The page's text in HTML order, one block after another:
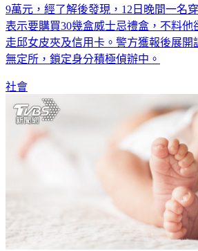
9萬元，經了解後發現，12日晚間一名
表示要購買30幾盒威士忌禮盒，不料他
走邱女皮夾及信用卡。警方獲報後展開
無定所，鎖定身分積極偵辦中。
社會